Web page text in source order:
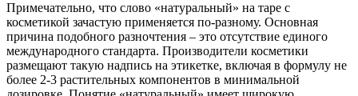
Примечательно, что слово «натуральный» на таре с
косметикой зачастую применяется по-разному. Основная
причина подобного разночтения – это отсутствие единого
международного стандарта. Производители косметики
размещают такую надпись на этикетке, включая в формулу не
более 2-3 растительных компонентов в минимальной